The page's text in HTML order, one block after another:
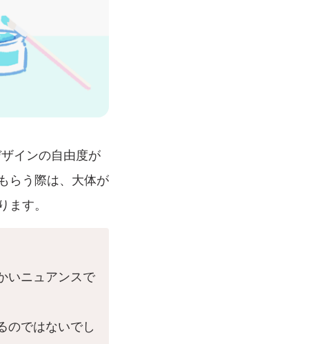
インの自由度が
らう際は、大体が
す。
いニュアンスで
のではないでし